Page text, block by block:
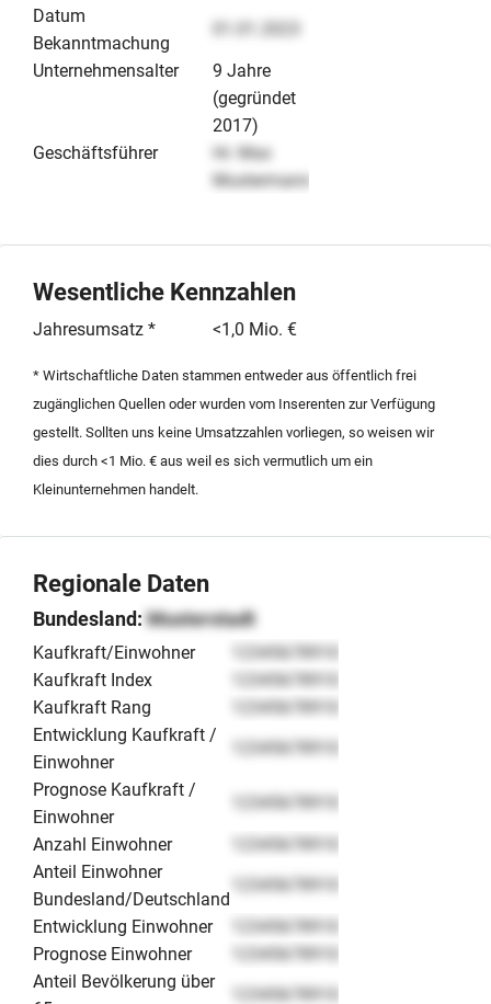
Datum
Bekanntmachung
Unternehmensalter
9 Jahre
(gegründet
2017)
Geschäftsführer
Hr. Max
Mustermann
Wesentliche Kennzahlen
Jahresumsatz * <1,0 Mio. €
* Wirtschaftliche Daten stammen entweder aus öffentlich frei
zugänglichen Quellen oder wurden vom Inserenten zur Verfügung
gestellt. Sollten uns keine Umsatzzahlen vorliegen, so weisen wir
dies durch <1 Mio. € aus weil es sich vermutlich um ein
Kleinunternehmen handelt.
Regionale Daten
Bundesland:Musterstadt
Kaufkraft/Einwohner
12345678910
Kaufkraft Index
12345678910
Kaufkraft Rang
12345678910
Entwicklung Kaufkraft /
Einwohner
12345678910
Prognose Kaufkraft /
Einwohner
12345678910
Anzahl Einwohner
12345678910
Anteil Einwohner
Bundesland/Deutschland
12345678910
Entwicklung Einwohner
12345678910
Prognose Einwohner
12345678910
Anteil Bevölkerung über
12345678910